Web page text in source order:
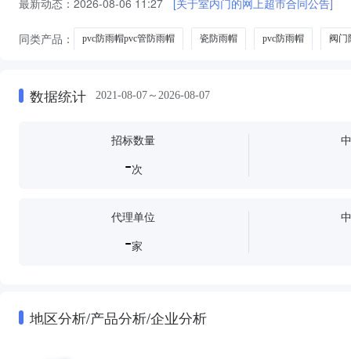
最新动态： 2026-08-06 11:27 [关于室内门的网上超市合同公告]
同类产品： pvc防雨帽pvc管防雨帽 瓷防雨帽 pvc防雨帽 阀门
数据统计 2021-08-07～2026-08-07
招标数量
-次
代理单位
-家
地区分析/产品分析/企业分析